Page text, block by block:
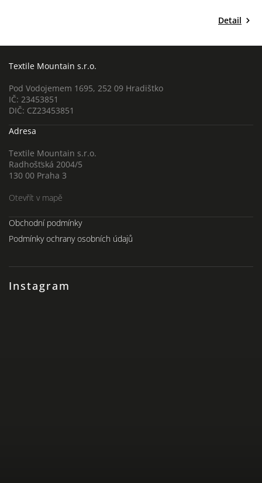
Detail
Textile Mountain s.r.o.
Pod Vodojemem 1695, 252 09 Hradištko
IČ: 23453851
DIČ: CZ23453851
Adresa
Textile Mountain s.r.o.
Radhošťská 2004/5
130 00 Praha 3
Otevřít v mapě
Instagram
Obchodní podmínky
Podmínky ochrany osobních údajů